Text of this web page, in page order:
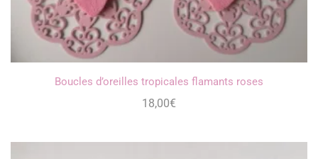
Boucles d’oreilles tropicales flamants roses
18,00€